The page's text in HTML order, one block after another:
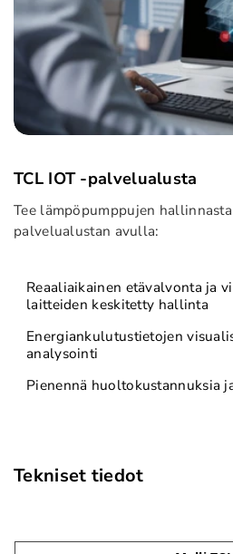
TCL IOT -palvelualusta
Tee lämpöpumppujen
palvelualustan avulla:
Reaaliaikainen etävalvonta ja
laitteiden keskitetty hallinta
Energiankulutustietojen
analysointi
Pienennä huoltokustannuksia
Tekniset tiedot